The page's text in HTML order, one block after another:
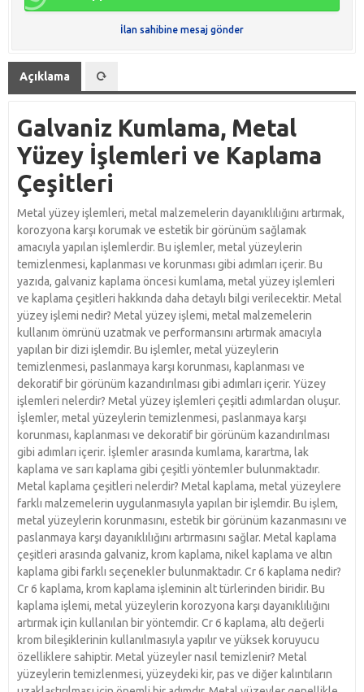
İlan sahibine mesaj gönder
Açıklama
Galvaniz Kumlama, Metal
Yüzey İşlemleri ve Kaplama
Çeşitleri
Metal yüzey işlemleri, metal malzemelerin dayanıklılığını artırmak,
korozyona karşı korumak ve estetik bir görünüm sağlamak
amacıyla yapılan işlemlerdir. Bu işlemler, metal yüzeylerin
temizlenmesi, kaplanması ve korunması gibi adımları içerir. Bu
yazıda, galvaniz kaplama öncesi kumlama, metal yüzey işlemleri
ve kaplama çeşitleri hakkında daha detaylı bilgi verilecektir. Metal
yüzey işlemi nedir? Metal yüzey işlemi, metal malzemelerin
kullanım ömrünü uzatmak ve performansını artırmak amacıyla
yapılan bir dizi işlemdir. Bu işlemler, metal yüzeylerin
temizlenmesi, paslanmaya karşı korunması, kaplanması ve
dekoratif bir görünüm kazandırılması gibi adımları içerir. Yüzey
işlemleri nelerdir? Metal yüzey işlemleri çeşitli adımlardan oluşur.
İşlemler, metal yüzeylerin temizlenmesi, paslanmaya karşı
korunması, kaplanması ve dekoratif bir görünüm kazandırılması
gibi adımları içerir. İşlemler arasında kumlama, karartma, lak
kaplama ve sarı kaplama gibi çeşitli yöntemler bulunmaktadır.
Metal kaplama çeşitleri nelerdir? Metal kaplama, metal yüzeylere
farklı malzemelerin uygulanmasıyla yapılan bir işlemdir. Bu işlem,
metal yüzeylerin korunmasını, estetik bir görünüm kazanmasını ve
paslanmaya karşı dayanıklılığını artırmasını sağlar. Metal kaplama
çeşitleri arasında galvaniz, krom kaplama, nikel kaplama ve altın
kaplama gibi farklı seçenekler bulunmaktadır. Cr 6 kaplama nedir?
Cr 6 kaplama, krom kaplama işleminin alt türlerinden biridir. Bu
kaplama işlemi, metal yüzeylerin korozyona karşı dayanıklılığını
artırmak için kullanılan bir yöntemdir. Cr 6 kaplama, altı değerli
krom bileşiklerinin kullanılmasıyla yapılır ve yüksek koruyucu
özelliklere sahiptir. Metal yüzeyler nasıl temizlenir? Metal
yüzeylerin temizlenmesi, yüzeydeki kir, pas ve diğer kalıntıların